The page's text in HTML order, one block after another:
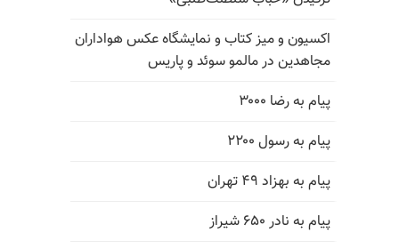
اکسیون و میز کتاب و نمایشگاه عکس هواداران
مجاهدین در مالمو سوئد و پاریس
پیام به رضا ۳۰۰۰
پیام به رسول ۲۲۰۰
پیام به بهزاد ۴۹ تهران
پیام به نادر ۶۵۰ شیراز